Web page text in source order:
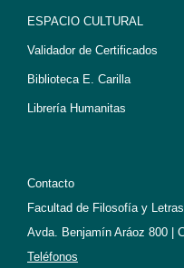
ESPACIO CULTURAL
Validador de Certificados
Biblioteca E. Carilla
Librería Humanitas
Contacto
Facultad de Filosofía y
Avda. Benjamín Aráoz 800 |
Teléfonos